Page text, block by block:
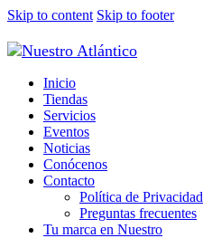
Skip to content Skip to footer
Inicio
Tiendas
Servicios
Eventos
Noticias
Conócenos
Contacto
Política de Privacidad
Preguntas frecuentes
Tu marca en Nuestro